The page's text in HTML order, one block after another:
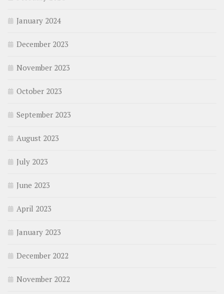
January 2024
December 2023
November 2023
October 2023
September 2023
August 2023
July 2023
June 2023
April 2023
January 2023
December 2022
November 2022